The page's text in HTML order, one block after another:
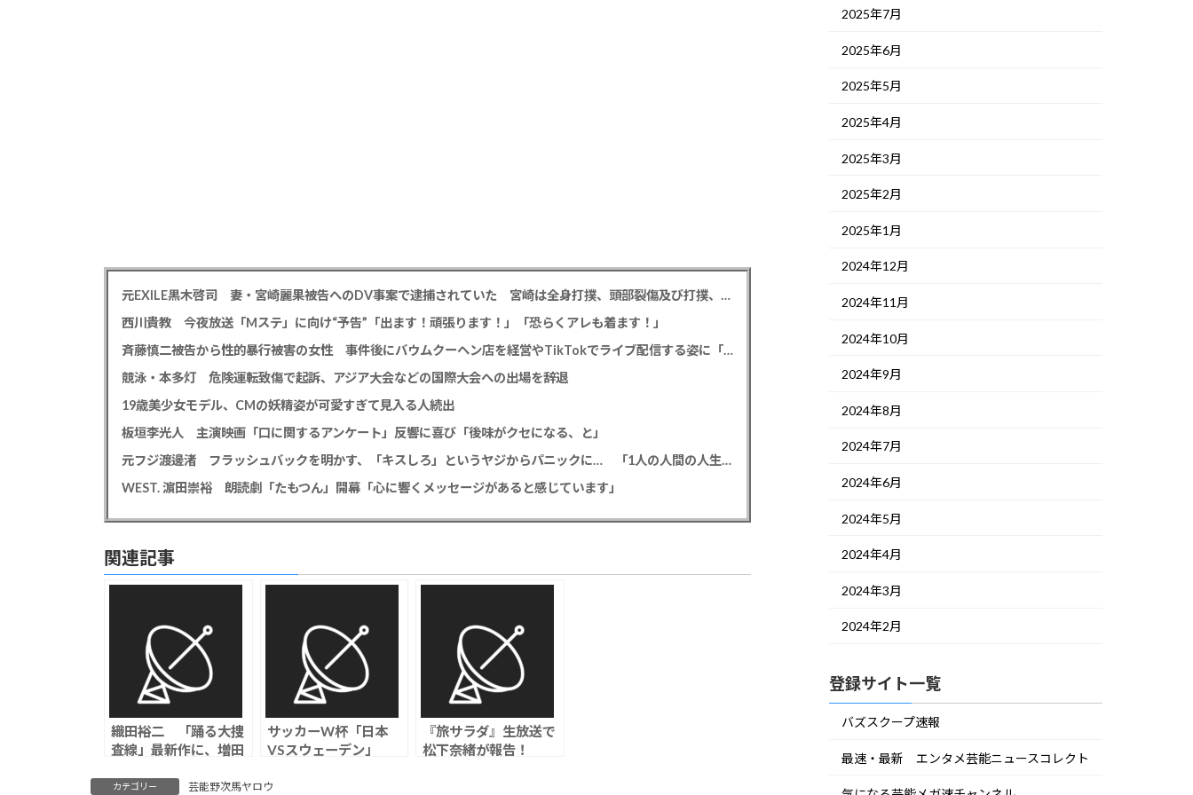
元EXILE黒木啓司 妻・宮崎麗果被告へのDV事案で逮捕されていた 宮崎は全身打撲、頭部裂傷及び打撲、頸部損傷の怪我
西川貴教 今夜放送「Mステ」に向け“予告”「出ます！頑張ります！」「恐らくアレも着ます！」
斉藤慎二被告から性的暴行被害の女性 事件後にバウムクーヘン店を経営やTikTokでライブ配信する姿に「言葉にできない悔しさと怒り」
競泳・本多灯 危険運転致傷で起訴、アジア大会などの国際大会への出場を辞退
19歳美少女モデル、CMの妖精姿が可愛すぎて見入る人続出
板垣李光人 主演映画「口に関するアンケート」反響に喜び「後味がクセになる、と」
元フジ渡邊渚 フラッシュバックを明かす、「キスしろ」というヤジからパニックに… 「1人の人間の人生に、当たり前の生活を奪った人が全て悪い」
WEST. 濵田崇裕 朗読劇「たもつん」開幕「心に響くメッセージがあると感じています」
関連記事
織田裕二 「踊る大捜
査線」最新作に、増田
玉井詩織、藤吉夏鈴、
サッカーW杯「日本
VSスウェーデン」
最高は37.8％
『旅サラダ』生放送で
松下奈緒が報告！
カテゴリー 芸能野次馬ヤロウ
2025年7月
2025年6月
2025年5月
2025年4月
2025年3月
2025年2月
2025年1月
2024年12月
2024年11月
2024年10月
2024年9月
2024年8月
2024年7月
2024年6月
2024年5月
2024年4月
2024年3月
2024年2月
登録サイト一覧
バズスクープ速報
最速・最新 エンタメ芸能ニュースコレクト